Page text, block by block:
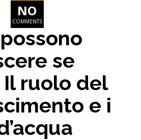
NO
COMMENTS
se
Il ruolo del
e i